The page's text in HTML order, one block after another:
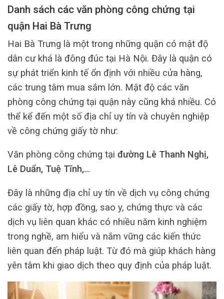
Danh sách các văn phòng công chứng tại
quận Hai Bà Trưng
Hai Bà Trưng là một trong những quận có mật độ
dân cư khá là đông đúc tại Hà Nội. Đây là quận có
sự phát triển kinh tế ổn định với nhiều cửa hàng,
các trung tâm mua sắm lớn. Mật độ các văn
phòng công chứng tại quận này cũng khá nhiều. Có
thể kể đến một số địa chỉ uy tín và chuyên nghiệp
về công chứng giấy tờ như:
Văn phòng công chứng tại đường Lê Thanh Nghị,
Lê Duẩn, Tuệ Tĩnh,…
Đây là những địa chỉ uy tín về dịch vụ công chứng
các giấy tờ, hợp đồng, sao y, chứng thực và các
dịch vụ liên quan khác có nhiều năm kinh nghiệm
trong nghề, am hiểu và nắm vững các kiến thức
liên quan đến pháp luật. Từ đó mà giúp khách hàng
yên tâm khi giao dịch theo quy định của pháp luật.